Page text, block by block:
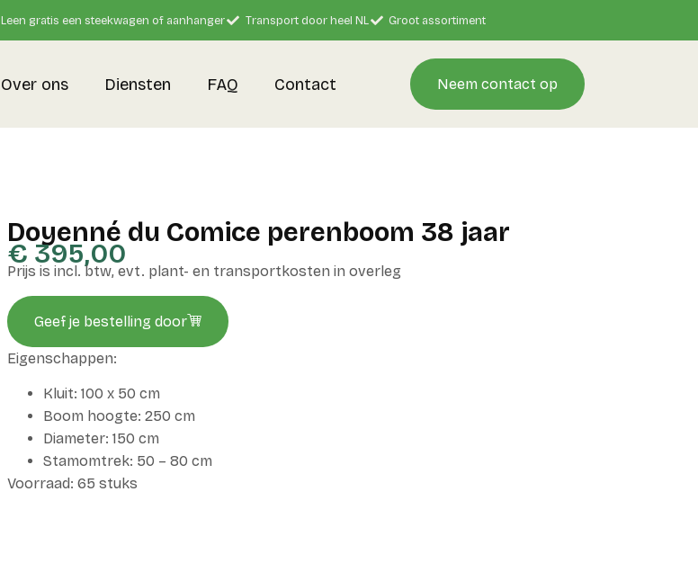
Leen gratis een steekwagen of aanhanger Transport door heel NL Groot assortiment
Over ons Diensten FAQ Contact Neem contact op
Doyenné du Comice perenboom 38 jaar
€ 395,00
Prijs is incl. btw, evt. plant- en transportkosten in overleg
Geef je bestelling door
Eigenschappen:
Kluit: 100 x 50 cm
Boom hoogte: 250 cm
Diameter: 150 cm
Stamomtrek: 50 – 80 cm
Voorraad: 65 stuks